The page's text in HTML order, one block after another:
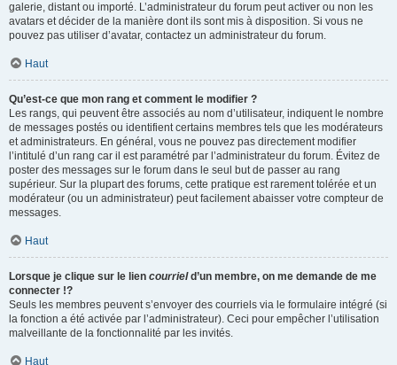
galerie, distant ou importé. L’administrateur du forum peut activer ou non les
avatars et décider de la manière dont ils sont mis à disposition. Si vous ne
pouvez pas utiliser d’avatar, contactez un administrateur du forum.
Haut
Qu’est-ce que mon rang et comment le modifier ?
Les rangs, qui peuvent être associés au nom d’utilisateur, indiquent le nombre
de messages postés ou identifient certains membres tels que les modérateurs
et administrateurs. En général, vous ne pouvez pas directement modifier
l’intitulé d’un rang car il est paramétré par l’administrateur du forum. Évitez de
poster des messages sur le forum dans le seul but de passer au rang
supérieur. Sur la plupart des forums, cette pratique est rarement tolérée et un
modérateur (ou un administrateur) peut facilement abaisser votre compteur de
messages.
Haut
Lorsque je clique sur le lien courrield’un membre, on me demande de me
connecter !?
Seuls les membres peuvent s’envoyer des courriels via le formulaire intégré (si
la fonction a été activée par l’administrateur). Ceci pour empêcher l’utilisation
malveillante de la fonctionnalité par les invités.
Haut